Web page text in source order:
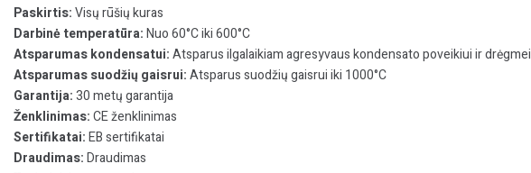
Paskirtis:Visų rūšių kuras
Darbinė temperatūra:Nuo 60°C iki 600°C
Atsparumas kondensatui:Atsparus ilgalaikiam agresyvaus kondensato poveikiui ir drėgmei
Atsparumas suodžių gaisrui:Atsparus suodžių gaisrui iki 1000°C
Garantija:30 metų garantija
Ženklinimas:CE ženklinimas
Sertifikatai:EB sertifikatai
Draudimas:Draudimas